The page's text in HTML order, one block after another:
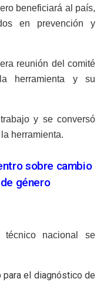
beneficiará al país,
en prevención y
reunión del comité
herramienta y su
y se conversó
herramienta.
sobre cambio
género
nacional se
para el diagnóstico de